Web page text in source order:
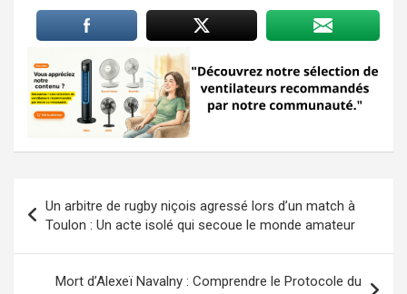
de
l’article
Un arbitre de rugby niçois agressé lors d’un match à
Toulon : Un acte isolé qui secoue le monde amateur
Mort d’Alexeï Navalny : Comprendre le Protocole du